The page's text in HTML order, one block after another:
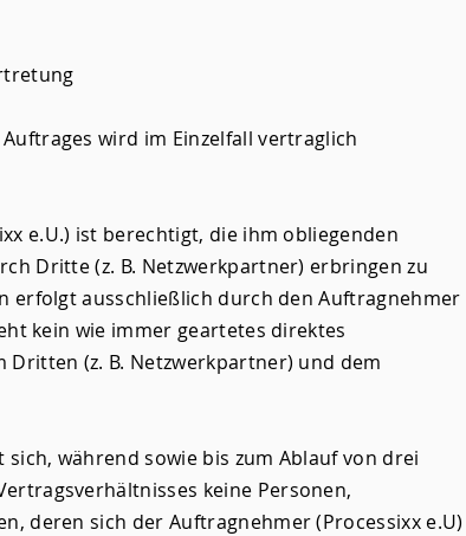
wird im Einzelfall vertraglich
e.U.) ist berechtigt, die ihm obliegenden
Dritte (z. B. Netzwerkpartner) erbringen zu
erfolgt ausschließlich durch den Auftragnehmer
kein wie immer geartetes direktes
(z. B. Netzwerkpartner) und dem
während sowie bis zum Ablauf von drei
keine Personen,
deren sich der Auftragnehmer (Processixx e.U)